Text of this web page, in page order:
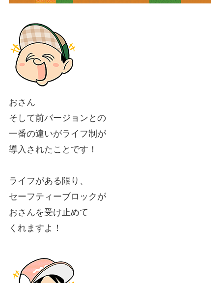
おさん
そして前バージョンとの
一番の違いがライフ制が
導入されたことです！
ライフがある限り、
セーフティーブロックが
おさんを受け止めて
くれますよ！